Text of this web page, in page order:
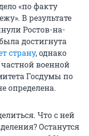
«по факту
В результате
Ростов-на-
достигнута
страну, однако
военной
Госдумы по
определена.
Что с ней
Останутся